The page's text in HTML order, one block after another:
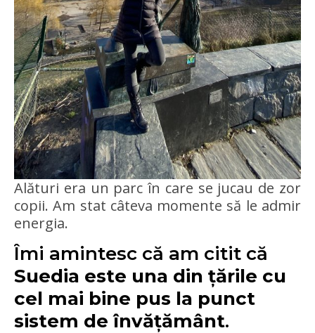
Alături era un parc în care se jucau de zor
copii. Am stat câteva momente să le admir
energia.
Îmi amintesc că am citit că
Suedia este una din țările cu
cel mai bine pus la punct
sistem de învățământ.